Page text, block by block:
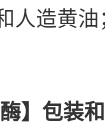
人造黄
】包装